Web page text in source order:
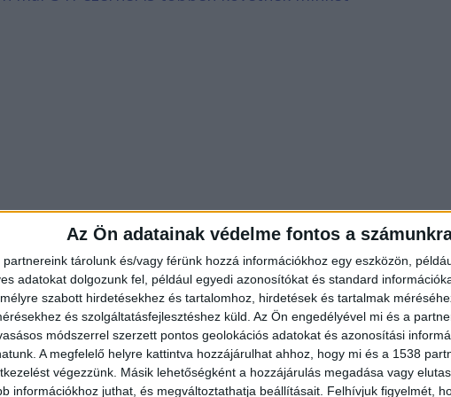
Az Ön adatainak védelme fontos a
partnereink tárolunk és/vagy férünk hozzá információkhoz egy eszközön,
adatokat dolgozunk fel, például egyedi azonosítókat és standard
szabott hirdetésekhez és tartalomhoz, hirdetések és tartalmak
és szolgáltatásfejlesztéshez küld. Az Ön engedélyével mi és a
módszerrel szerzett pontos geolokációs adatokat és azonosítási
A megfelelő helyre kattintva hozzájárulhat ahhoz, hogy mi és a 1538
végezzünk. Másik lehetőségként a hozzájárulás megadása vagy
információkhoz juthat, és megváltoztathatja beállításait. Felhívjuk figyelmét,
javítás alatt álló és a ténylegesen bevethető állapotú
és az elvégzett javítások függvényében naponta